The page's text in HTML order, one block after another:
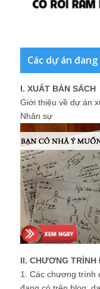
Các dự án
I. XUẤT BẢN SÁCH
Giới thiệu về dự án
Nhân sự
II. CHƯƠNG TRÌNH
1. Các chương trình